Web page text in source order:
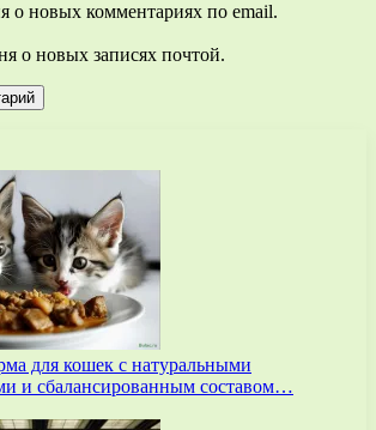
о новых комментариях по email.
о новых записях почтой.
для кошек с натуральными
и сбалансированным составом…